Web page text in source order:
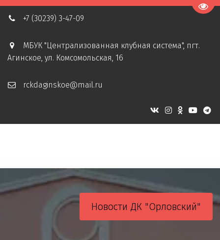
+7 (30239) 3-47-09
МБУК "Централизованная клубная система", пгт.
Агинское, ул. Комсомольская, 16
rckdaginskoe@mail.ru
Новости ДК "Орловский"